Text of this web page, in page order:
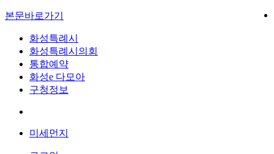
본문바로가기
화성특례시
화성특례시의회
통합예약
화성e 다모아
구청정보
미세먼지